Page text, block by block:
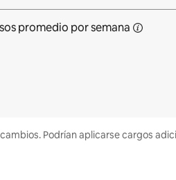
promedio porsemana
Podrían aplicarse cargos